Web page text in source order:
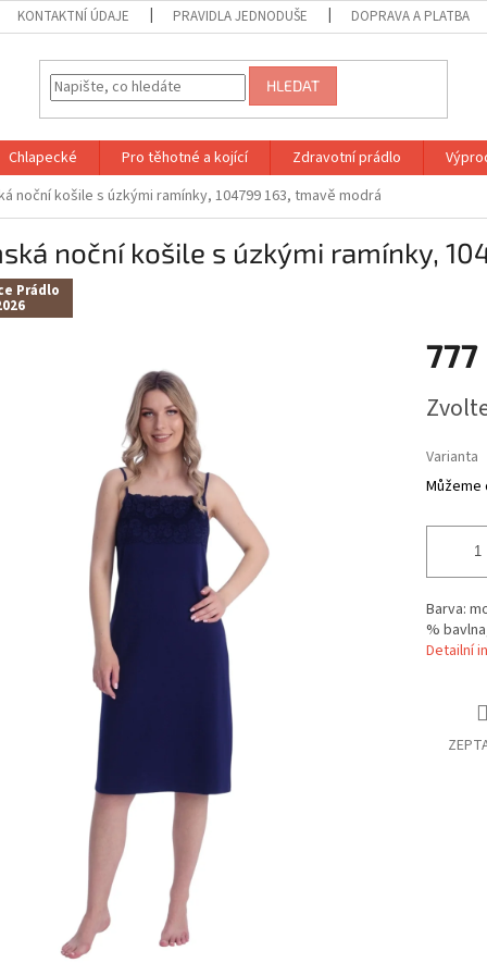
KONTAKTNÍ ÚDAJE PRAVIDLA JEDNODUŠE DOPRAVA A PLATBA
HLEDAT
Chlapecké Pro těhotné a kojící Zdravotní prádlo
noční košile s úzkými ramínky, 104799 163, tmavě modrá
noční košile s úzkými ramínky,
Prádlo
cena:
Varianta
Barva:
%
Detailní